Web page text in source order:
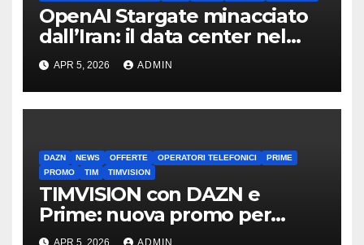
OpenAI Stargate minacciato
dall’Iran: il data center nel
mirino
APR 5, 2026 ADMIN
DAZN NEWS OFFERTE OPERATORI TELEFONICI
PRIME
PROMO
TIM TIMVISION
TIMVISION con DAZN e
Prime: nuova promo per
clienti TIM
APR 5, 2026 ADMIN